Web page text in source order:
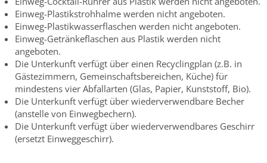
Einweg-Plastikstrohhalme werden nicht angeboten.
Einweg-Plastikwasserflaschen werden nicht angeboten.
Einweg-Getränkeflaschen aus Plastik werden nicht
angeboten.
Die Unterkunft verfügt über einen Recyclingplan (z.B. in
Gästezimmern, Gemeinschaftsbereichen, Küche) für
mindestens vier Abfallarten (Glas, Papier, Kunststoff, Bio).
Die Unterkunft verfügt über wiederverwendbare Becher
(anstelle von Einwegbechern).
Die Unterkunft verfügt über wiederverwendbares Geschirr
(ersetzt Einweggeschirr).